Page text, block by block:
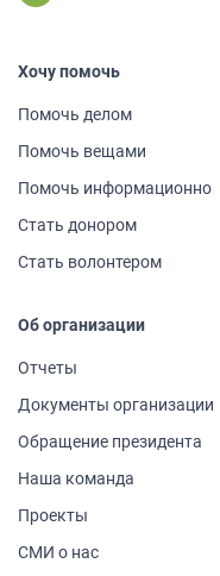
Хочу помочь
Помочь делом
Помочь вещами
Помочь информа­ционно
Стать донором
Стать волонтером
Об организации
Отчеты
Документы организации
Обращение президента
Наша команда
Проекты
СМИ о нас